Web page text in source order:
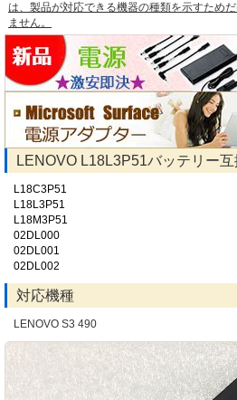
は、製品が対応できる機器の種類を示すため
ません。
LENOVO L18L3P51バッテリー互
L18C3P51
L18L3P51
L18M3P51
02DL000
02DL001
02DL002
対応機種
LENOVO S3 490